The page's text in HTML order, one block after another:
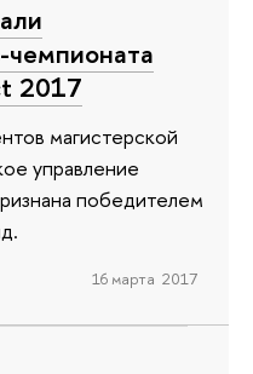
2017
магистерской
управление
победителем
16 марта 2017